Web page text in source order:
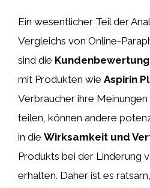
Ein wesentlicher Teil der
Vergleichs von Online-
sind die
mit Produkten wie Aspirin
Verbraucher ihre
teilen, können andere
in die Wirksamkeit und
Produkts bei der Linderung
erhalten. Daher ist es